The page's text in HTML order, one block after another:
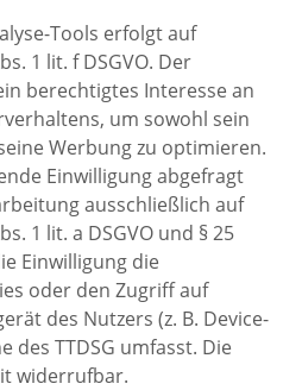
Tools erfolgt auf
1 lit. f DSGVO. Der
berechtigtes Interesse an
um sowohl sein
Werbung zu optimieren.
Einwilligung abgefragt
ausschließlich auf
1 lit. a DSGVO und § 25
Einwilligung die
oder den Zugriff auf
des Nutzers (z. B. Device-
des TTDSG umfasst. Die
widerrufbar.